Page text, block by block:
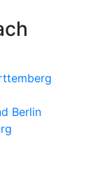
Berlin